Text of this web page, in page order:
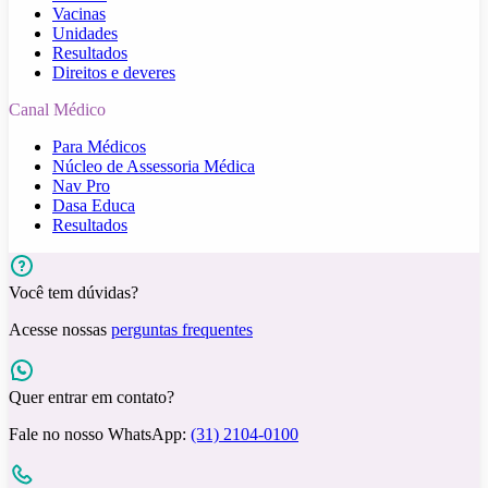
Vacinas
Unidades
Resultados
Direitos e deveres
Canal Médico
Para Médicos
Núcleo de Assessoria Médica
Nav Pro
Dasa Educa
Resultados
Você tem dúvidas?
Acesse nossas perguntas frequentes
Quer entrar em contato?
Fale no nosso WhatsApp: (31) 2104-0100